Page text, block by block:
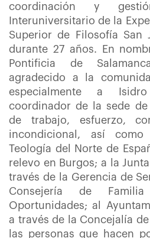
coordinación y
Interuniversitario de la
Superior de Filosofía San
durante 27 años. En
Pontificia de
agradecido a la
especialmente a
coordinador de la sede
de trabajo, esfuerzo,
incondicional, así
Teología del Norte de
relevo en Burgos; a la
través de la Gerencia de
Consejería de
Oportunidades; al
a través de la Concejalía
las personas que hacen